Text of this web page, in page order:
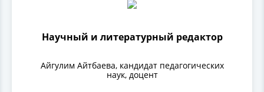
Научный и литературный редактор
Айгулим Айтбаева, кандидат педагогических
наук, доцент